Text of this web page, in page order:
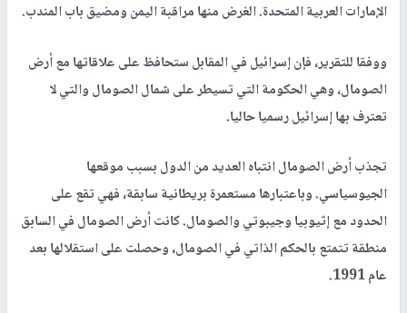
الإمارات العربية المتحدة. الغرض منها مراقبة اليمن ومضيق باب المندب.
ووفقا للتقرير، فإن إسرائيل في المقابل ستحافظ على علاقاتها مع أرض
الصومال، وهي الحكومة التي تسيطر على شمال الصومال والتي لا
تعترف بها إسرائيل رسميا حاليا.
تجذب أرض الصومال انتباه العديد من الدول بسبب موقعها
الجيوسياسي. وباعتبارها مستعمرة بريطانية سابقة، فهي تقع على
الحدود مع إثيوبيا وجيبوتي والصومال. كانت أرض الصومال في السابق
منطقة تتمتع بالحكم الذاتي في الصومال، وحصلت على استقلالها بعد
عام 1991.